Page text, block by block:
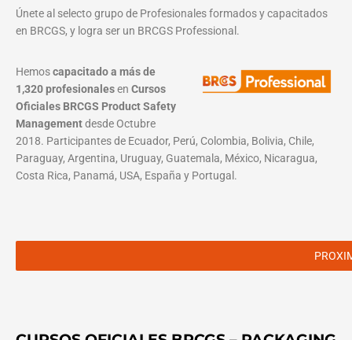
Únete al selecto grupo de Profesionales formados y capacitados
en BRCGS, y logra ser un BRCGS Professional.
Hemoscapacitado a más de
1,320 profesionalesen Cursos
Oficiales BRCGS Product Safety
Managementdesde Octubre
2018. Participantes de Ecuador, Perú, Colombia, Bolivia, Chile,
Paraguay, Argentina, Uruguay, Guatemala, México, Nicaragua,
Costa Rica, Panamá, USA, España y Portugal.